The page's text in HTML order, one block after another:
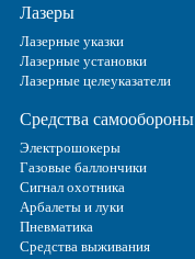
Лазеры
Лазерные указки
Лазерные установки
Лазерные целеуказатели
Средства самообороны
Электрошокеры
Газовые баллончики
Сигнал охотника
Арбалеты и луки
Пневматика
Средства выживания